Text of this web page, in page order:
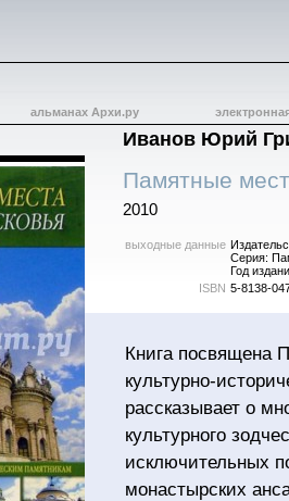
альманах Архи.ру
Иванов Юрий
Памятные
2010
выходные данные
Серия:
Год
ISBN 5-8138-
Книга посвящена
культурно-
рассказывает о
культурного
исключительных
монастырских